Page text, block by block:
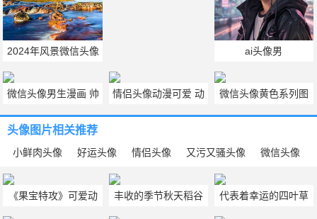
2024年风景微信头像 ai头像男
微信头像男生漫画 帅
气冷酷男生头像动漫
情侣头像动漫可爱 动
漫cp头像情侣不明显
微信头像黄色系列图
片 微信头像黄色背景
头像图片相关推荐
小鲜肉头像 好运头像 情侣头像 又污又骚头像 微信头像
《果宝特攻》可爱动
丰收的季节秋天稻谷
代表着幸运的四叶草